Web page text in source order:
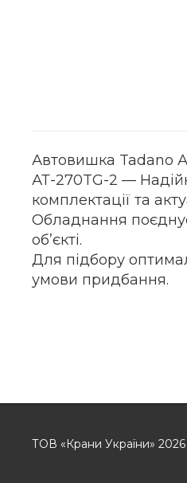
Автовишка Tadano
АТ-270TG-2 —
комплектації та
Обладнання
об’єкті.
Для підбору
умови придбання.
ТОВ «Крани України» 2026